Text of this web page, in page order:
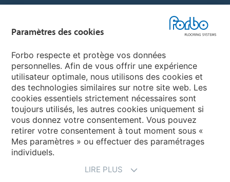
My Forbo
LEXIQUE
PLAN DU SITE
Paramètres des cookies
Forbo respecte et protège vos données
personnelles. Afin de vous offrir une expérience
utilisateur optimale, nous utilisons des cookies et
des technologies similaires sur notre site web. Les
cookies essentiels strictement nécessaires sont
toujours utilisés, les autres cookies uniquement si
vous donnez votre consentement. Vous pouvez
retirer votre consentement à tout moment sous «
Mes paramètres » ou effectuer des paramétrages
individuels.
LIRE PLUS